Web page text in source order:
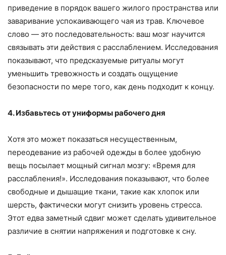
приведение в порядок вашего жилого пространства или
заваривание успокаивающего чая из трав. Ключевое
слово — это последовательность: ваш мозг научится
связывать эти действия с расслаблением. Исследования
показывают, что предсказуемые ритуалы могут
уменьшить тревожность и создать ощущение
безопасности по мере того, как день подходит к концу.
4. Избавьтесь от униформы рабочего дня
Хотя это может показаться несущественным,
переодевание из рабочей одежды в более удобную
вещь посылает мощный сигнал мозгу: «Время для
расслабления!». Исследования показывают, что более
свободные и дышащие ткани, такие как хлопок или
шерсть, фактически могут снизить уровень стресса.
Этот едва заметный сдвиг может сделать удивительное
различие в снятии напряжения и подготовке к сну.